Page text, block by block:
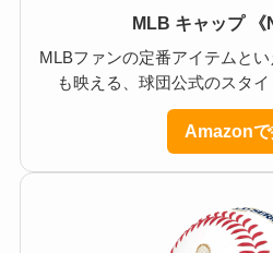
MLB キャップ 《
MLBファンの定番アイテムと
も映える、球団公式のスタイ
Amazonで